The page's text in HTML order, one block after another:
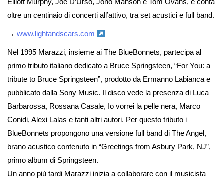
Elliott Murphy, Joe D’Urso, Jono Manson e Tom Ovans, e conta
oltre un centinaio di concerti all’attivo, tra set acustici e full band.
→ www.lightandscars.com
Nel 1995 Marazzi, insieme ai The BlueBonnets, partecipa al
primo tributo italiano dedicato a Bruce Springsteen, “For You: a
tribute to Bruce Springsteen”, prodotto da Ermanno Labianca e
pubblicato dalla Sony Music. Il disco vede la presenza di Luca
Barbarossa, Rossana Casale, Io vorrei la pelle nera, Marco
Conidi, Alexi Lalas e tanti altri autori. Per questo tributo i
BlueBonnets propongono una versione full band di The Angel,
brano acustico contenuto in “Greetings from Asbury Park, NJ”,
primo album di Springsteen.
Un anno più tardi Marazzi inizia a collaborare con il musicista